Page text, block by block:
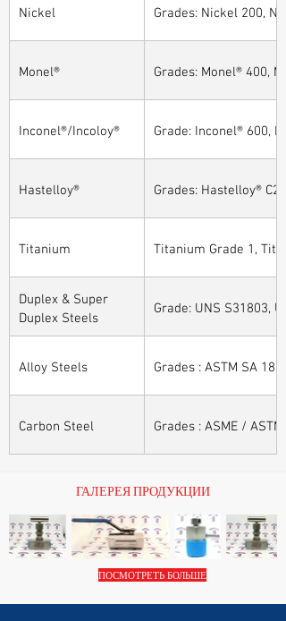
Nickel
Grades: Nickel 200,
Monel® Grades: Monel® 400,
Inconel®/Incoloy® Grade: Inconel® 600,
Hastelloy® Grades: Hastelloy®
Titanium Titanium Grade 1,
Duplex & Super
Duplex Steels
Grade: UNS S31803,
Alloy Steels Grades : ASTM SA
Carbon Steel Grades : ASME /
ГАЛЕРЕЯ ПРОДУКЦИИ
ПОСМОТРЕТЬ БОЛЬШЕ